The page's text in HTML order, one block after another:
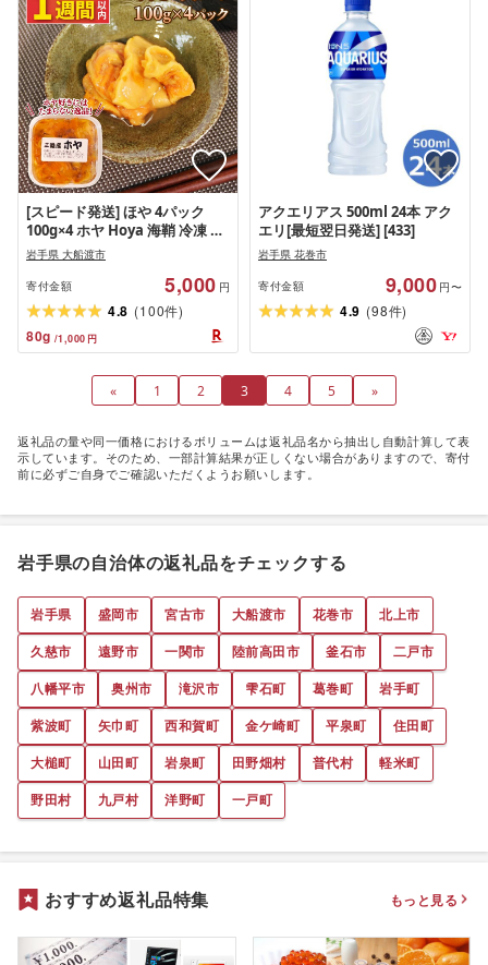
[スピード発送] ほや 4パック
100g×4 ホヤ Hoya 海鞘 冷凍 旬
串焼き フライ 刺身 おさしみ お
刺身 生食用 ごはん 夕飯 おかず
おつまみ 米 珍味 新鮮 晩酌 海産
物 海鮮 魚介 魚介類 大船渡 三陸
岩手県 大船渡市 国産
岩手県 大船渡市
寄付金額 5,000 円
4.8 (100件)
80g /1,000 円
アクエリアス 500ml 24本 アク
エリ[最短翌日発送] [433]
岩手県 花巻市
寄付金額 9,000 円〜
4.9 (98件)
« 1 2 3 4 5 »
返礼品の量や同一価格におけるボリュームは返礼品名から抽出し自動計算して表
示しています。そのため、一部計算結果が正しくない場合がありますので、寄付
前に必ずご自身でご確認いただくようお願いします。
岩手県の自治体の返礼品をチェックする
岩手県 盛岡市 宮古市 大船渡市 花巻市
北上市
久慈市
遠野市 一関市 陸前高田市 釜石市
二戸市
八幡平市
奥州市 滝沢市 雫石町 葛巻町
岩手町
紫波町
矢巾町 西和賀町 金ケ崎町 平泉町
住田町
大槌町
山田町 岩泉町 田野畑村 普代村
軽米町
野田村
九戸村 洋野町 一戸町
おすすめ返礼品特集 もっと見る